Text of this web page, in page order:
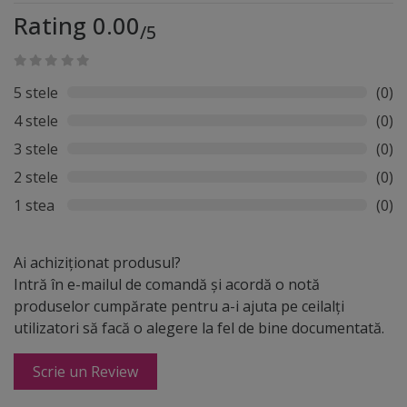
caută durabilitate, flexibilitate și posibilități multiple de
personalizare în amenajările interioare.
Rating 0.00/5
5 stele
(0)
4 stele
(0)
3 stele
(0)
2 stele
(0)
1 stea
(0)
Ai achiziționat produsul?
Intră în e-mailul de comandă și acordă o notă
produselor cumpărate pentru a-i ajuta pe ceilalți
utilizatori să facă o alegere la fel de bine documentată.
Scrie un Review